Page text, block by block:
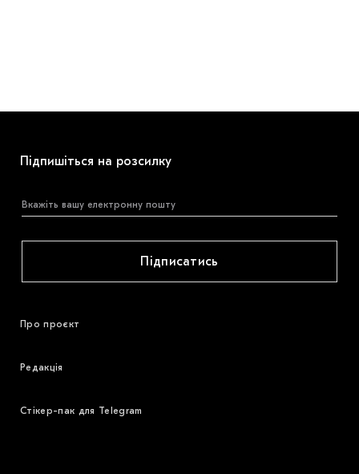
Підпишіться на розсилку
Підписатись
Про проєкт
Редакція
Стікер-пак для Telegram